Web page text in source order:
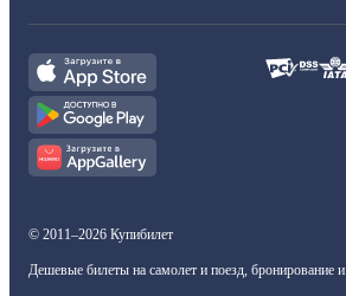
© 2011–2026 Купибилет
Дешевые билеты на самолет и поезд, бронирование и